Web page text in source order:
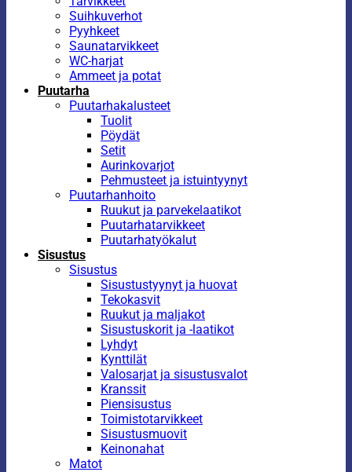
Suihkuverhot
Pyyhkeet
Saunatarvikkeet
WC-harjat
Ammeet ja potat
Puutarha
Puutarhakalusteet
Tuolit
Pöydät
Setit
Aurinkovarjot
Pehmusteet ja istuintyynyt
Puutarhanhoito
Ruukut ja parvekelaatikot
Puutarhatarvikkeet
Puutarhatyökalut
Sisustus
Sisustus
Sisustustyynyt ja huovat
Tekokasvit
Ruukut ja maljakot
Sisustuskorit ja -laatikot
Lyhdyt
Kynttilät
Valosarjat ja sisustusvalot
Kranssit
Piensisustus
Toimistotarvikkeet
Sisustusmuovit
Keinonahat
Matot